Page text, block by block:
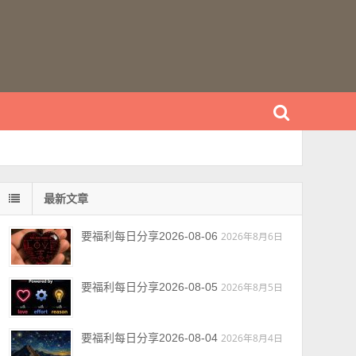
最新文章
要福利每日分享2026-08-06 2026年8月6日
要福利每日分享2026-08-05 2026年8月5日
要福利每日分享2026-08-04 2026年8月4日